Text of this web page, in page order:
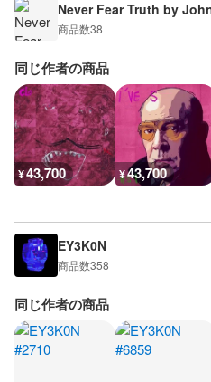
Never Fear Truth by
商品数38
同じ作者の商品
¥43,700 ¥43,700
EY3K0N
商品数358
同じ作者の商品